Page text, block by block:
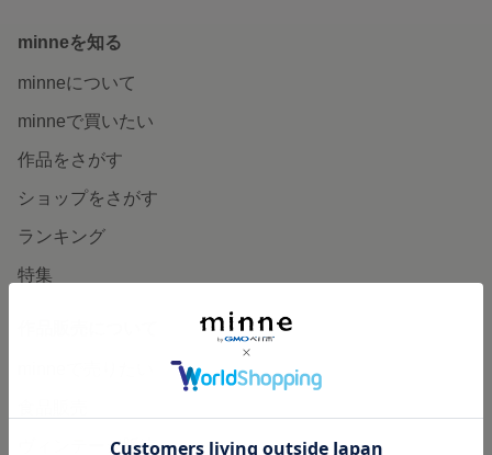
minneを知る
minneについて
minneで買いたい
作品をさがす
ショップをさがす
ランキング
特集
ヴィンテージ販売